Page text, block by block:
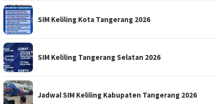
SIM Keliling Kota Tangerang 2026
SIM Keliling Tangerang Selatan 2026
Jadwal SIM Keliling Kabupaten Tangerang 2026